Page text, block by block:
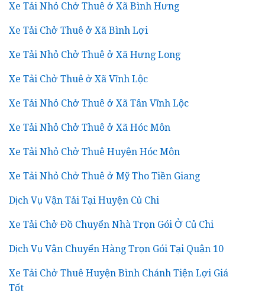
Xe Tải Nhỏ Chở Thuê ở Xã Bình Hưng
Xe Tải Chở Thuê ở Xã Bình Lợi
Xe Tải Nhỏ Chở Thuê ở Xã Hưng Long
Xe Tải Chở Thuê ở Xã Vĩnh Lộc
Xe Tải Nhỏ Chở Thuê ở Xã Tân Vĩnh Lộc
Xe Tải Nhỏ Chở Thuê ở Xã Hóc Môn
Xe Tải Nhỏ Chở Thuê Huyện Hóc Môn
Xe Tải Nhỏ Chở Thuê ở Mỹ Tho Tiền Giang
Dịch Vụ Vận Tải Tại Huyện Củ Chi
Xe Tải Chở Đồ Chuyển Nhà Trọn Gói Ở Củ Chi
Dịch Vụ Vận Chuyển Hàng Trọn Gói Tại Quận 10
Xe Tải Chở Thuê Huyện Bình Chánh Tiện Lợi Giá
Tốt